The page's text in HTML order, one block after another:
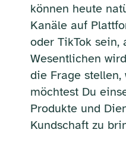
können heute
Kanäle auf
oder TikTok sein,
Wesentlichen
die Frage stellen,
möchtest Du
Produkte und
Kundschaft zu